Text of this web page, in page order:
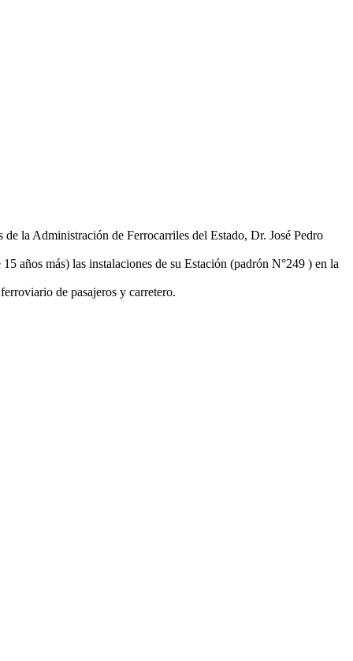
la Administración de Ferrocarriles del Estado, Dr. José Pedro
años más) las instalaciones de su Estación (padrón N°249 ) en la
de pasajeros y carretero.